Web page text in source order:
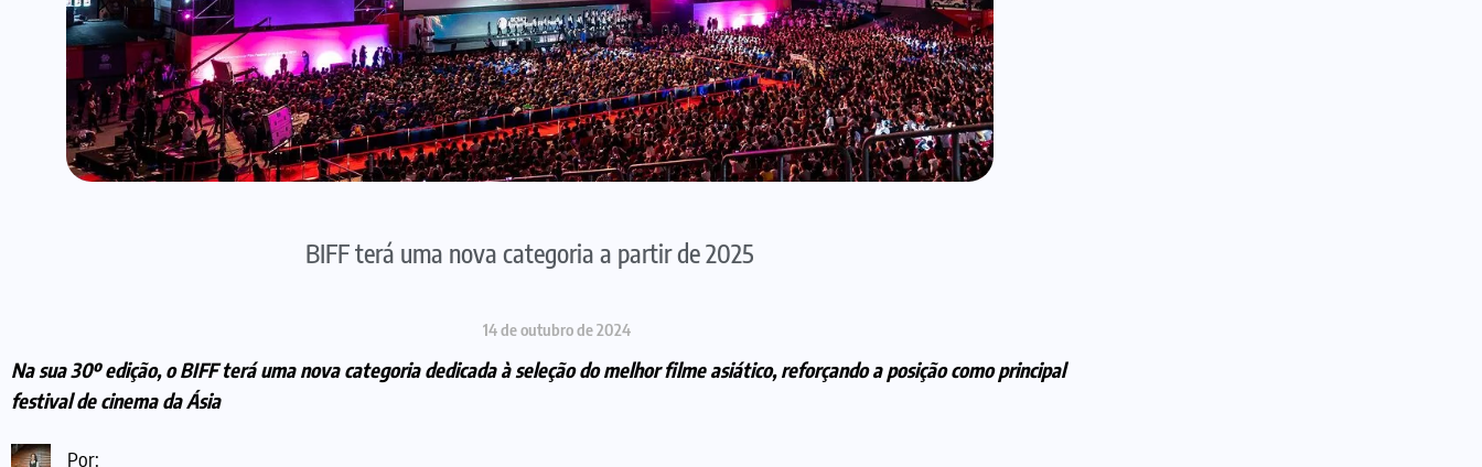
BIFF terá uma nova categoria a partir de 2025
14 de outubro de 2024
Na sua 30º edição, o BIFF terá uma nova categoria dedicada à seleção do melhor filme asiático, reforçando a posição como principal
festival de cinema da Ásia
Por: